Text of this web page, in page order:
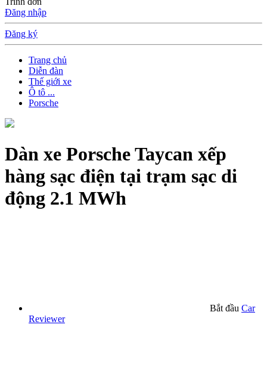
Đăng nhập
Đăng ký
Trang chủ
Diễn đàn
Thế giới xe
Ô tô ...
Porsche
Dàn xe Porsche Taycan xếp
hàng sạc điện tại trạm sạc di
động 2.1 MWh
Bắt đầu Car
Reviewer